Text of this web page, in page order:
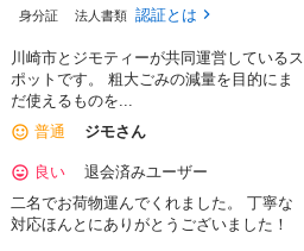
身分証 法人書類 認証とは
川崎市とジモティーが共同運営しているス
ポットです。 粗⼤ごみの減量を⽬的にま
だ使えるものを...
普通
ジモさん
良い
退会済みユーザー
二名でお荷物運んでくれました。 丁寧な
対応ほんとにありがとうございました！